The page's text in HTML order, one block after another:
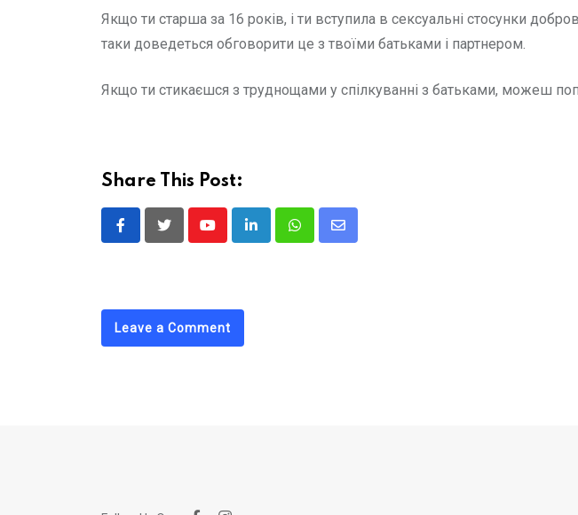
Якщо ти старша за 16 років, і ти вступила в сексуальні стосунки
таки доведеться обговорити це з твоїми батьками і партнером.
Якщо ти стикаєшся з труднощами у спілкуванні з батьками, можеш
Share This Post:
YoutubeLinkedInWhatsappShare
Leave a Comment